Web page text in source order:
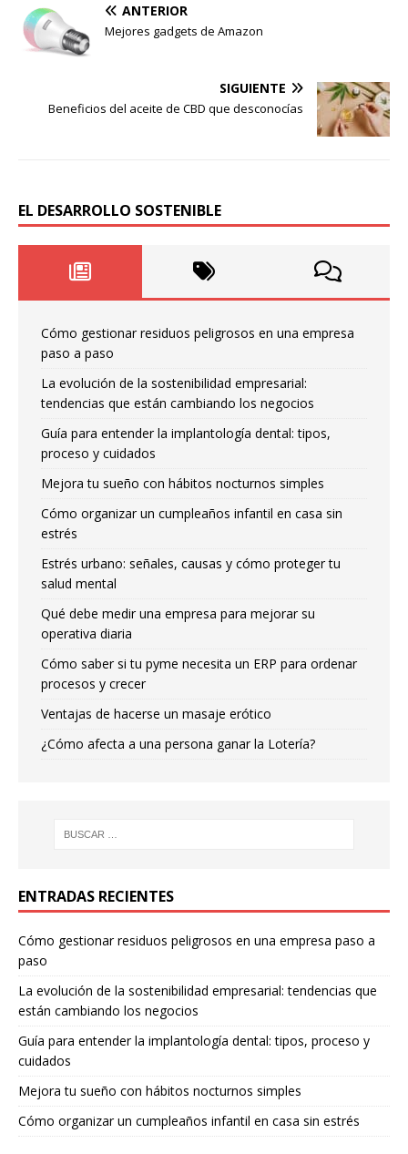
ANTERIOR
Mejores gadgets de Amazon
SIGUIENTE
Beneficios del aceite de CBD que desconocías
EL DESARROLLO SOSTENIBLE
Cómo gestionar residuos peligrosos en una empresa
paso a paso
La evolución de la sostenibilidad empresarial:
tendencias que están cambiando los negocios
Guía para entender la implantología dental: tipos,
proceso y cuidados
Mejora tu sueño con hábitos nocturnos simples
Cómo organizar un cumpleaños infantil en casa sin
estrés
Estrés urbano: señales, causas y cómo proteger tu
salud mental
Qué debe medir una empresa para mejorar su
operativa diaria
Cómo saber si tu pyme necesita un ERP para ordenar
procesos y crecer
Ventajas de hacerse un masaje erótico
¿Cómo afecta a una persona ganar la Lotería?
ENTRADAS RECIENTES
Cómo gestionar residuos peligrosos en una empresa paso a
paso
La evolución de la sostenibilidad empresarial: tendencias que
están cambiando los negocios
Guía para entender la implantología dental: tipos, proceso y
cuidados
Mejora tu sueño con hábitos nocturnos simples
Cómo organizar un cumpleaños infantil en casa sin estrés